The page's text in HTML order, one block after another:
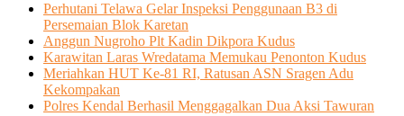
Perhutani Telawa Gelar Inspeksi Penggunaan B3 di
Persemaian Blok Karetan
Anggun Nugroho Plt Kadin Dikpora Kudus
Karawitan Laras Wredatama Memukau Penonton Kudus
Meriahkan HUT Ke-81 RI, Ratusan ASN Sragen Adu
Kekompakan
Polres Kendal Berhasil Menggagalkan Dua Aksi Tawuran